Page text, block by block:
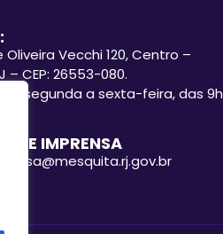
Oliveira Vecchi 120, Centro –
– CEP: 26553-080.
segunda a sexta-feira, das 9h
DE IMPRENSA